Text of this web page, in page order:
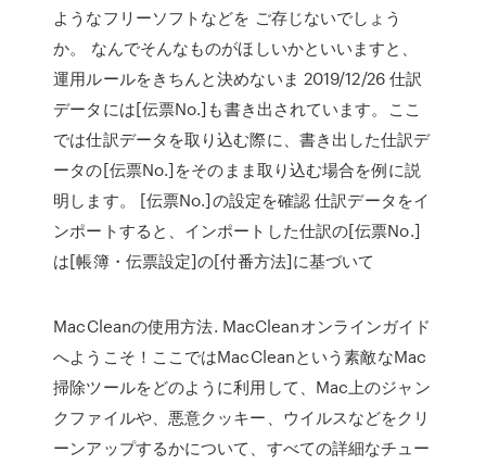
ようなフリーソフトなどを ご存じないでしょう
か。 なんでそんなものがほしいかといいますと、
運用ルールをきちんと決めないま 2019/12/26 仕訳
データには[伝票No.]も書き出されています。ここ
では仕訳データを取り込む際に、書き出した仕訳デ
ータの[伝票No.]をそのまま取り込む場合を例に説
明します。 [伝票No.]の設定を確認 仕訳データをイ
ンポートすると、インポートした仕訳の[伝票No.]
は[帳簿・伝票設定]の[付番方法]に基づいて
MacCleanの使用方法. MacCleanオンラインガイド
へようこそ！ここではMacCleanという素敵なMac
掃除ツールをどのように利用して、Mac上のジャン
クファイルや、悪意クッキー、ウイルスなどをクリ
ーンアップするかについて、すべての詳細なチュー